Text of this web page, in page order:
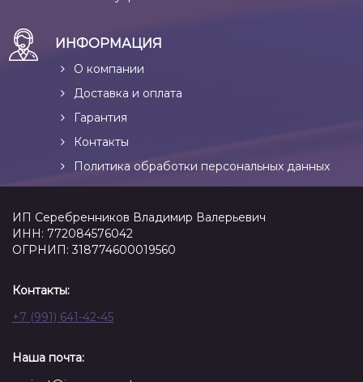
ИНФОРМАЦИЯ
О компании
Доставка и оплата
Гарантия
Контакты
Политика обработки персональных данных
ИП Серебренников Владимир Валерьевич
ИНН: 772084576042
ОГРНИП: 318774600019560
Контакты:
+7 (991) 641-42-45
Наша почта: